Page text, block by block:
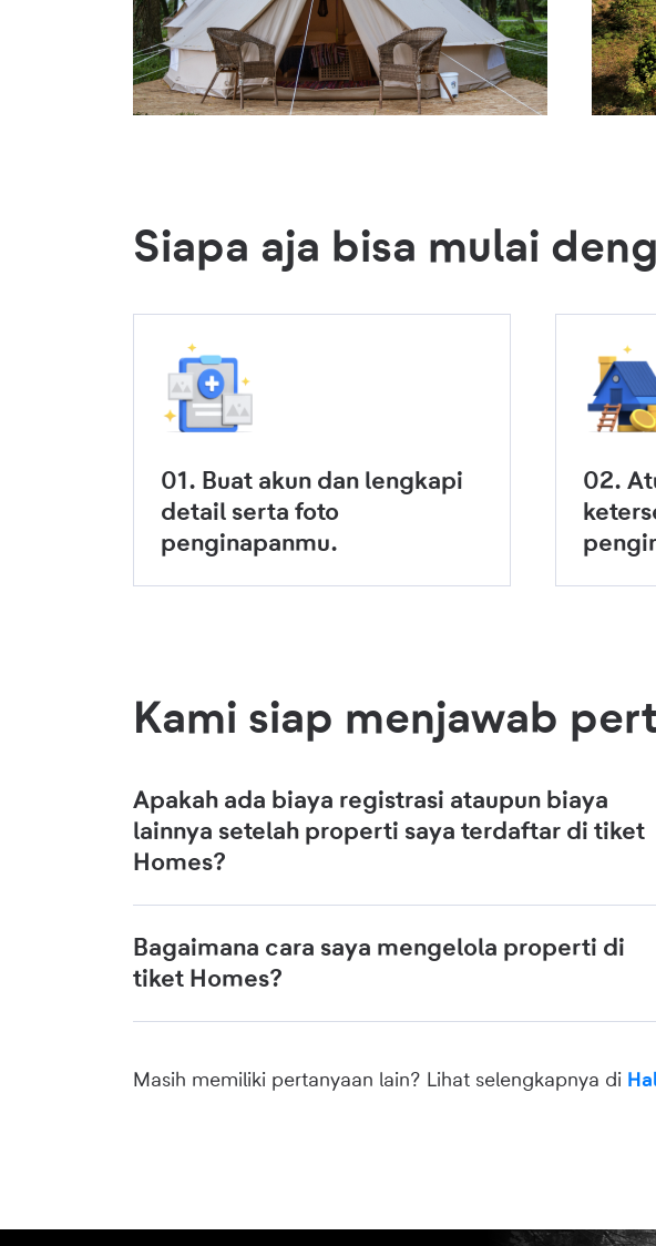
Siapa aja bisa mulai
01. Buat akun dan lengkapi
detail serta foto
penginapanmu.
02.
Kami siap menjawab
Apakah ada biaya registrasi ataupun biaya
lainnya setelah properti saya terdaftar di tiket
Homes?
Bagaimana cara saya mengelola properti di
tiket Homes?
Masih memiliki pertanyaan lain? Lihat selengkapnya di